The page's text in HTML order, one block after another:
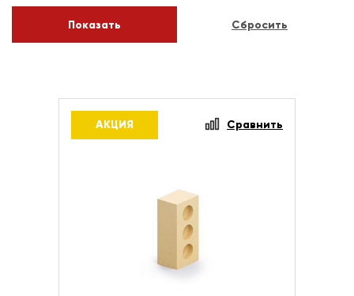
АКЦИЯ Сравнить